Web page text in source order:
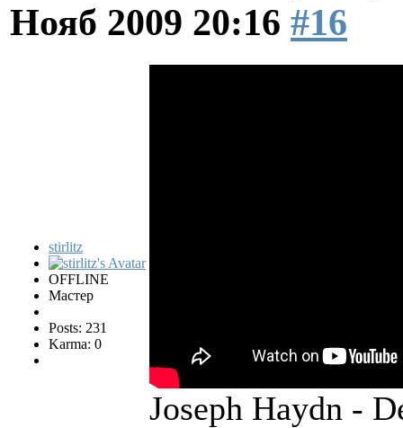
Нояб 2009 20:16 #16
stirlitz
OFFLINE
Мастер
Posts: 231
Karma: 0
Joseph Haydn -